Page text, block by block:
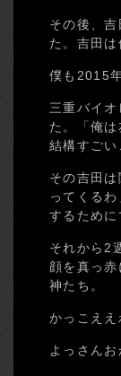
その後、
た。吉田
僕も2015
三重バイ
た。「俺
結構すごい
その吉田
ってくる
するために
それから2
顔を真っ
神たち。
かっこええ
よっさんお